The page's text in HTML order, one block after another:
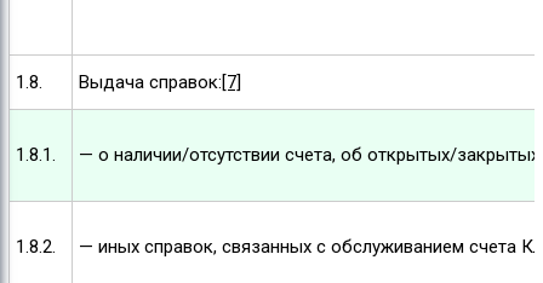
1.8. Выдача справок:[7]
1.8.1. — о наличии/отсутствии счета, об открытых/
1.8.2. — иных справок, связанных с обслуживанием счета